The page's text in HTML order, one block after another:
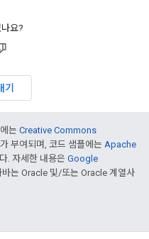
요?
기
는 Creative Commons
부여되며, 코드 샘플에는 Apache
. 자세한 내용은 Google
바는 Oracle 및/또는 Oracle 계열사